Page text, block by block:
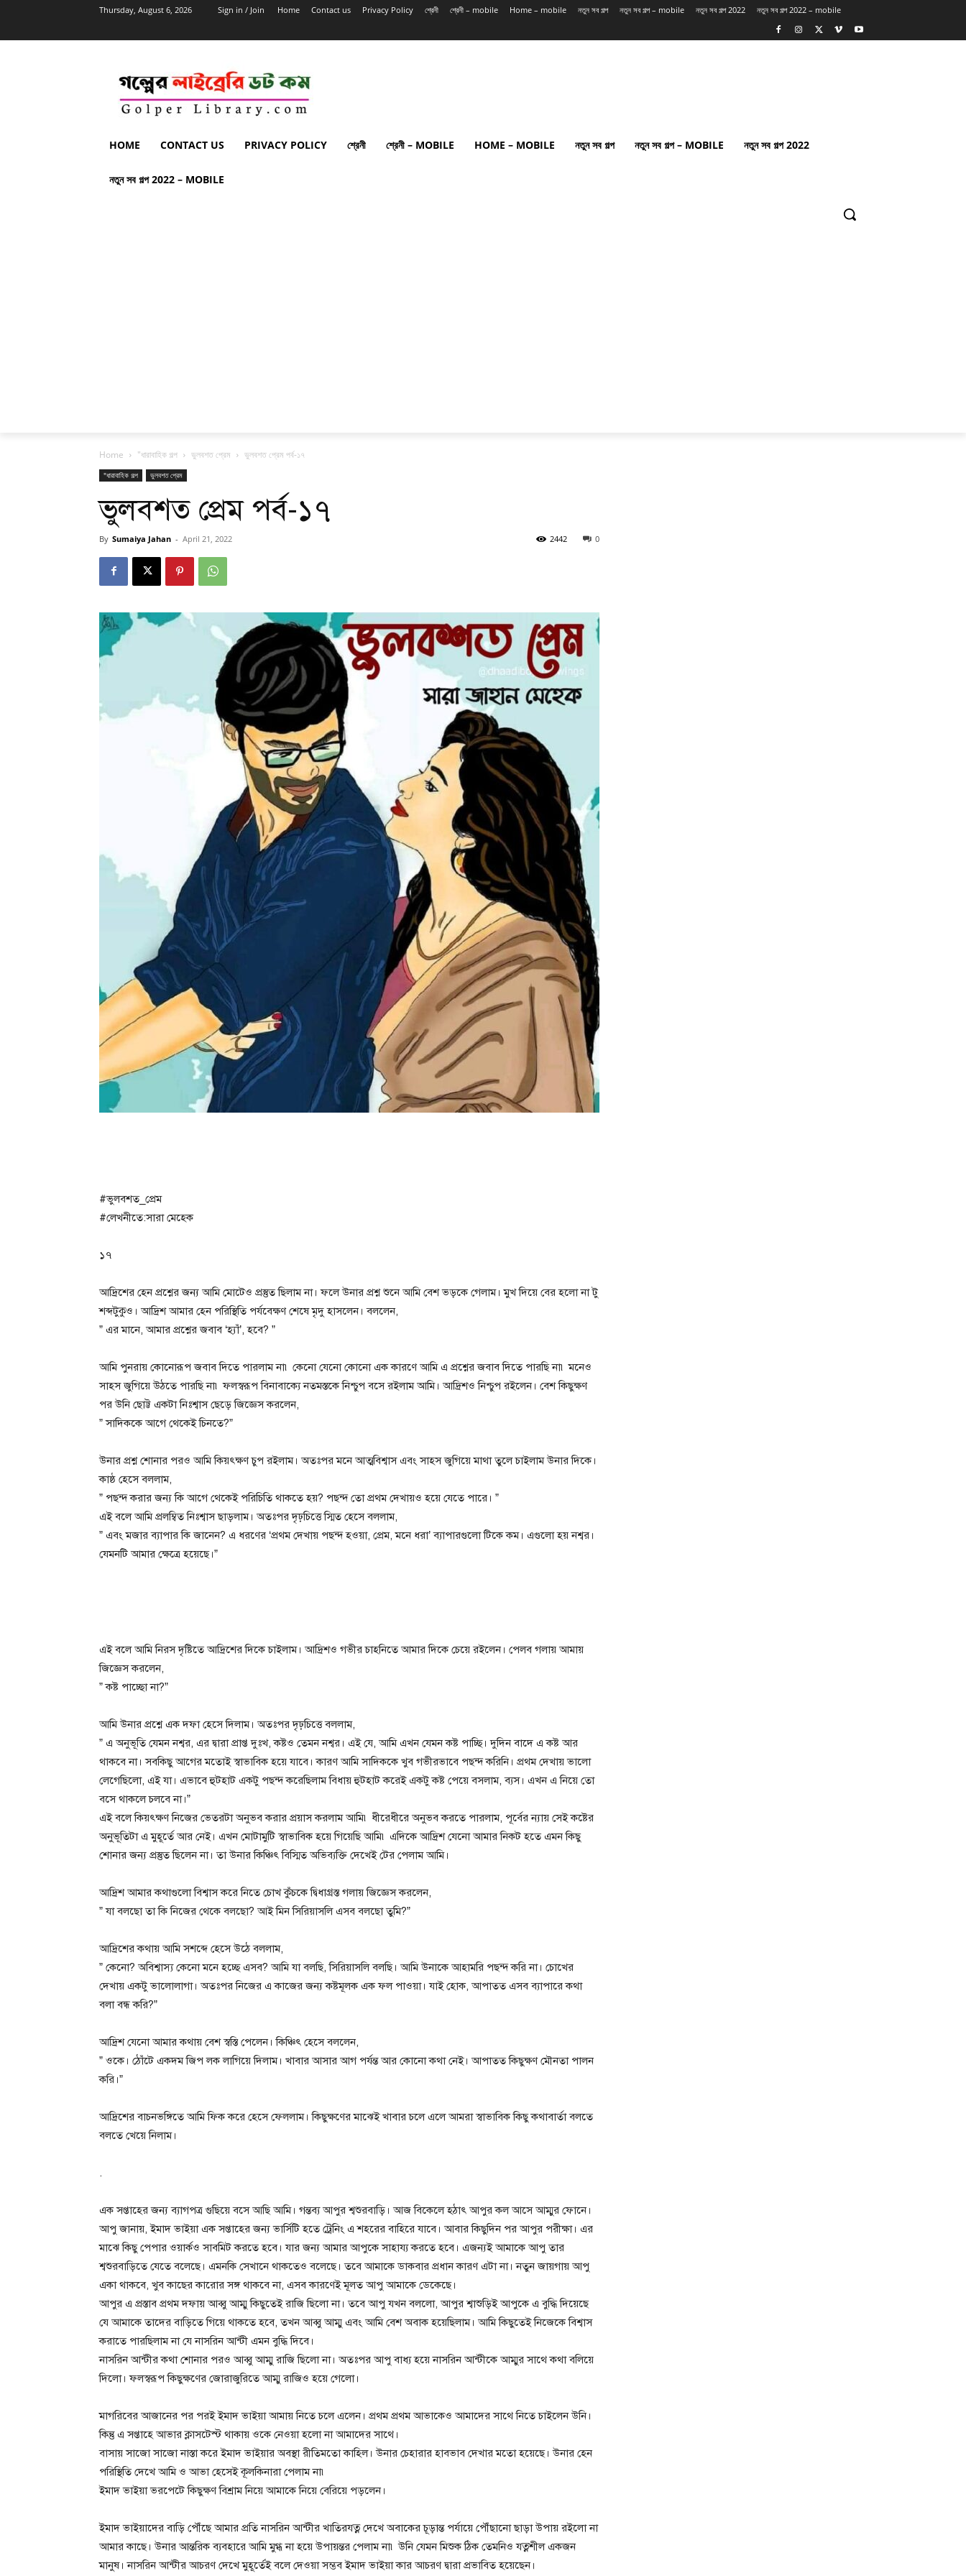
Thursday, August 6, 2026 Sign in / Join Home Contact us Privacy Policy শ্রেনী শ্রেনী – mobile Home – mobile নতুন সব গল্প নতুন সব গল্প – mobile নতুন সব গল্প 2022 নতুন সব গল্প 2022 – mobile
HOME CONTACT US PRIVACY POLICY শ্রেনী শ্রেনী – MOBILE HOME – MOBILE নতুন সব গল্প নতুন সব গল্প – MOBILE নতুন সব গল্প 2022
নতুন সব গল্প 2022 – MOBILE
Home "ধারাবাহিক গল্প ভুলবশত প্রেম ভুলবশত প্রেম পর্ব-১৭
"ধারাবাহিক গল্প ভুলবশত প্রেম
ভুলবশত প্রেম পর্ব-১৭
By Sumaiya Jahan - April 21, 2022 0
2442
#ভুলবশত_প্রেম
#লেখনীতে:সারা মেহেক
১৭
আদ্রিশের হেন প্রশ্নের জন্য আমি মোটেও প্রস্তুত ছিলাম না। ফলে উনার প্রশ্ন শুনে আমি বেশ ভড়কে গেলাম। মুখ দিয়ে বের হলো না টু
শব্দটুকুও। আদ্রিশ আমার হেন পরিস্থিতি পর্যবেক্ষণ শেষে মৃদু হাসলেন। বললেন,
” এর মানে, আমার প্রশ্নের জবাব ‘হ্যাঁ’, হবে? ”
আমি পুনরায় কোনোরূপ জবাব দিতে পারলাম না৷ কেনো যেনো কোনো এক কারণে আমি এ প্রশ্নের জবাব দিতে পারছি না৷ মনেও
সাহস জুগিয়ে উঠতে পারছি না৷ ফলস্বরূপ বিনাবাক্যে নতমস্তকে নিশ্চুপ বসে রইলাম আমি। আদ্রিশও নিশ্চুপ রইলেন। বেশ কিছুক্ষণ
পর উনি ছোট্ট একটা নিঃশ্বাস ছেড়ে জিজ্ঞেস করলেন,
” সাদিককে আগে থেকেই চিনতে?”
উনার প্রশ্ন শোনার পরও আমি কিয়ৎক্ষণ চুপ রইলাম। অতঃপর মনে আত্মবিশ্বাস এবং সাহস জুগিয়ে মাথা তুলে চাইলাম উনার দিকে।
কাষ্ঠ হেসে বললাম,
” পছন্দ করার জন্য কি আগে থেকেই পরিচিতি থাকতে হয়? পছন্দ তো প্রথম দেখায়ও হয়ে যেতে পারে। ”
এই বলে আমি প্রলম্বিত নিঃশ্বাস ছাড়লাম। অতঃপর দৃঢ়চিত্তে স্মিত হেসে বললাম,
” এবং মজার ব্যাপার কি জানেন? এ ধরণের ‘প্রথম দেখায় পছন্দ হওয়া, প্রেম, মনে ধরা’ ব্যাপারগুলো টিকে কম। এগুলো হয় নশ্বর।
যেমনটি আমার ক্ষেত্রে হয়েছে।”
এই বলে আমি নিরস দৃষ্টিতে আদ্রিশের দিকে চাইলাম। আদ্রিশও গভীর চাহনিতে আমার দিকে চেয়ে রইলেন। পেলব গলায় আমায়
জিজ্ঞেস করলেন,
” কষ্ট পাচ্ছো না?”
আমি উনার প্রশ্নে এক দফা হেসে দিলাম। অতঃপর দৃঢ়চিত্তে বললাম,
” এ অনুভূতি যেমন নশ্বর, এর দ্বারা প্রাপ্ত দুঃখ, কষ্টও তেমন নশ্বর। এই যে, আমি এখন যেমন কষ্ট পাচ্ছি। দুদিন বাদে এ কষ্ট আর
থাকবে না। সবকিছু আগের মতোই স্বাভাবিক হয়ে যাবে। কারণ আমি সাদিককে খুব গভীরভাবে পছন্দ করিনি। প্রথম দেখায় ভালো
লেগেছিলো, এই যা। এভাবে হুটহাট একটু পছন্দ করেছিলাম বিধায় হুটহাট করেই একটু কষ্ট পেয়ে বসলাম, ব্যস। এখন এ নিয়ে তো
বসে থাকলে চলবে না।”
এই বলে কিয়ৎক্ষণ নিজের ভেতরটা অনুভব করার প্রয়াস করলাম আমি৷ ধীরেধীরে অনুভব করতে পারলাম, পূর্বের ন্যায় সেই কষ্টের
অনুভূতিটা এ মুহূর্তে আর নেই। এখন মোটামুটি স্বাভাবিক হয়ে গিয়েছি আমি৷ এদিকে আদ্রিশ যেনো আমার নিকট হতে এমন কিছু
শোনার জন্য প্রস্তুত ছিলেন না। তা উনার কিঞ্চিৎ বিস্মিত অভিব্যক্তি দেখেই টের পেলাম আমি।
আদ্রিশ আমার কথাগুলো বিশ্বাস করে নিতে চোখ কুঁচকে দ্বিধাগ্রস্ত গলায় জিজ্ঞেস করলেন,
” যা বলছো তা কি নিজের থেকে বলছো? আই মিন সিরিয়াসলি এসব বলছো তুমি?”
আদ্রিশের কথায় আমি সশব্দে হেসে উঠে বললাম,
” কেনো? অবিশ্বাস্য কেনো মনে হচ্ছে এসব? আমি যা বলছি, সিরিয়াসলি বলছি। আমি উনাকে আহামরি পছন্দ করি না। চোখের
দেখায় একটু ভালোলাগা। অতঃপর নিজের এ কাজের জন্য কষ্টমূলক এক ফল পাওয়া। যাই হোক, আপাতত এসব ব্যাপারে কথা
বলা বন্ধ করি?”
আদ্রিশ যেনো আমার কথায় বেশ স্বস্তি পেলেন। কিঞ্চিৎ হেসে বললেন,
” ওকে। ঠোঁটে একদম জিপ লক লাগিয়ে দিলাম। খাবার আসার আগ পর্যন্ত আর কোনো কথা নেই। আপাতত কিছুক্ষণ মৌনতা পালন
করি।”
আদ্রিশের বাচনভঙ্গিতে আমি ফিক করে হেসে ফেললাম। কিছুক্ষণের মাঝেই খাবার চলে এলে আমরা স্বাভাবিক কিছু কথাবার্তা বলতে
বলতে খেয়ে নিলাম।
.
এক সপ্তাহের জন্য ব্যাগপত্র গুছিয়ে বসে আছি আমি। গন্তব্য আপুর শ্বশুরবাড়ি। আজ বিকেলে হঠাৎ আপুর কল আসে আম্মুর ফোনে।
আপু জানায়, ইমাদ ভাইয়া এক সপ্তাহের জন্য ভার্সিটি হতে ট্রেনিং এ শহরের বাহিরে যাবে। আবার কিছুদিন পর আপুর পরীক্ষা। এর
মাঝে কিছু পেপার ওয়ার্কও সাবমিট করতে হবে। যার জন্য আমার আপুকে সাহায্য করতে হবে। এজন্যই আমাকে আপু তার
শ্বশুরবাড়িতে যেতে বলেছে। এমনকি সেখানে থাকতেও বলেছে। তবে আমাকে ডাকবার প্রধান কারণ এটা না। নতুন জায়গায় আপু
একা থাকবে, খুব কাছের কারোর সঙ্গ থাকবে না, এসব কারণেই মূলত আপু আমাকে ডেকেছে।
আপুর এ প্রস্তাব প্রথম দফায় আব্বু আম্মু কিছুতেই রাজি ছিলো না। তবে আপু যখন বললো, আপুর শ্বাশুড়িই আপুকে এ বুদ্ধি দিয়েছে
যে আমাকে তাদের বাড়িতে গিয়ে থাকতে হবে, তখন আব্বু আম্মু এবং আমি বেশ অবাক হয়েছিলাম। আমি কিছুতেই নিজেকে বিশ্বাস
করাতে পারছিলাম না যে নাসরিন আন্টী এমন বুদ্ধি দিবে।
নাসরিন আন্টীর কথা শোনার পরও আব্বু আম্মু রাজি ছিলো না। অতঃপর আপু বাধ্য হয়ে নাসরিন আন্টীকে আম্মুর সাথে কথা বলিয়ে
দিলো। ফলস্বরূপ কিছুক্ষণের জোরাজুরিতে আম্মু রাজিও হয়ে গেলো।
মাগরিবের আজানের পর পরই ইমাদ ভাইয়া আমায় নিতে চলে এলেন। প্রথম প্রথম আভাকেও আমাদের সাথে নিতে চাইলেন উনি।
কিন্তু এ সপ্তাহে আভার ক্লাসটেস্ট থাকায় ওকে নেওয়া হলো না আমাদের সাথে।
বাসায় সাজো সাজো নাস্তা করে ইমাদ ভাইয়ার অবস্থা রীতিমতো কাহিল। উনার চেহারার হাবভাব দেখার মতো হয়েছে। উনার হেন
পরিস্থিতি দেখে আমি ও আভা হেসেই কূলকিনারা পেলাম না৷
ইমাদ ভাইয়া ভরপেটে কিছুক্ষণ বিশ্রাম নিয়ে আমাকে নিয়ে বেরিয়ে পড়লেন।
ইমাদ ভাইয়াদের বাড়ি পৌঁছে আমার প্রতি নাসরিন আন্টীর খাতিরযত্ন দেখে অবাকের চূড়ান্ত পর্যায়ে পৌঁছানো ছাড়া উপায় রইলো না
আমার কাছে। উনার আন্তরিক ব্যবহারে আমি মুগ্ধ না হয়ে উপায়ন্তর পেলাম না৷ উনি যেমন মিশুক ঠিক তেমনিও যত্নশীল একজন
মানুষ। নাসরিন আন্টীর আচরণ দেখে মুহূর্তেই বলে দেওয়া সম্ভব ইমাদ ভাইয়া কার আচরণ দ্বারা প্রভাবিত হয়েছেন।